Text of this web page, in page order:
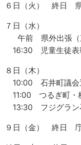
６日（火） 終日 県
７日（水）
午前 県外出張（
16:30 児童生徒表
８日（木）
10:00 石井町議会
11:00 つるぎ町・
13:30 フジグラ
９日（金） 終日